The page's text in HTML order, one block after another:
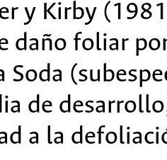
y Kirby
daño foliar
Soda
de
a la